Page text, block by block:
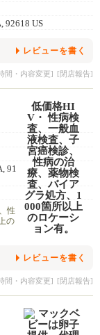
92618 US
レビューを書く
間・内容変更] [閉店報告]
91
性
の
レビューを書く
間・内容変更] [閉店報告]